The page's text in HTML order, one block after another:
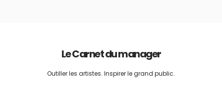
Le Carnet du manager
Outiller les artistes. Inspirer le grand public.